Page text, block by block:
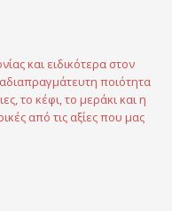
και ειδικότερα στον
ποιότητα
το κέφι, το μεράκι και η
από τις αξίες που μας